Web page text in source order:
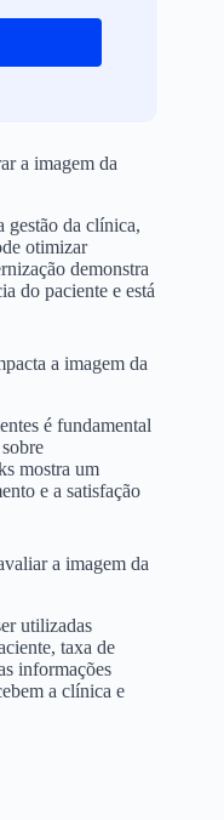
a imagem da
gestão da clínica,
otimizar
demonstra
do paciente e está
a imagem da
é fundamental
mostra um
e a satisfação
a imagem da
utilizadas
taxa de
informações
a clínica e